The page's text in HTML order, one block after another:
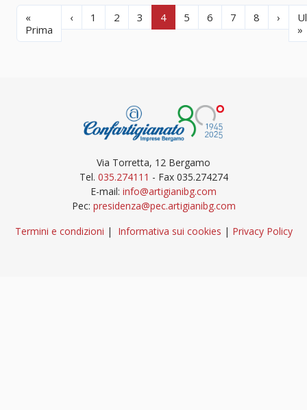
«
Prima
‹ 1 2 3 4 5 6 7 8 ›
»
Via Torretta, 12 Bergamo
Tel. 035.274111 - Fax 035.274274
E-mail: info@artigianibg.com
Pec: presidenza@pec.artigianibg.com
Termini e condizioni | Informativa sui cookies | Privacy Policy